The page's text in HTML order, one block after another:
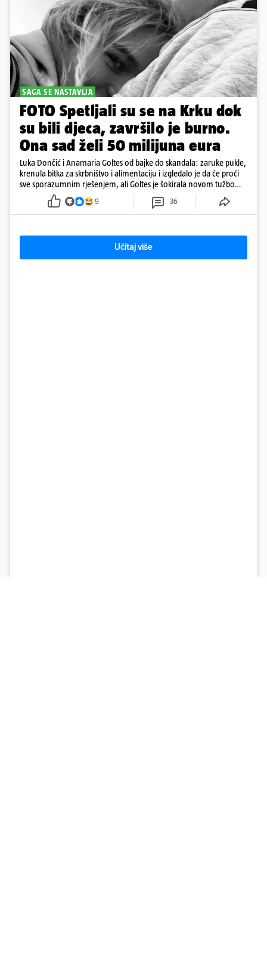
SAGA SE NASTAVLJA
FOTO Spetljali su se na Krku dok
su bili djeca, završilo je burno.
Ona sad želi 50 milijuna eura
Luka Dončić i Anamaria Goltes od bajke do skandala: zaruke pukle,
krenula bitka za skrbništvo i alimentaciju i izgledalo je da će proći
sve sporazumnim rješenjem, ali Goltes je šokirala novom tužbom
u Sloveniji
9 36
Učitaj više